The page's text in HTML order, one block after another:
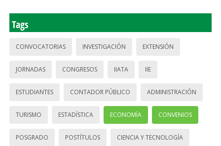
Tags
CONVOCATORIAS INVESTIGACIÓN EXTENSIÓN
JORNADAS CONGRESOS IIATA IIE
ESTUDIANTES CONTADOR PÚBLICO ADMINISTRACIÓN
TURISMO ESTADÍSTICA ECONOMÍA CONVENIOS
POSGRADO POSTÍTULOS CIENCIA Y TECNOLOGÍA